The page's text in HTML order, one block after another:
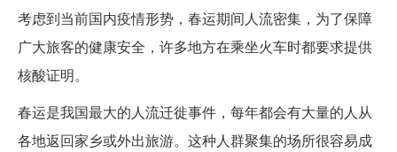
考虑到当前国内疫情形势，春运期间人流密集，为了保障
广大旅客的健康安全，许多地方在乘坐火车时都要求提供
核酸证明。
春运是我国最大的人流迁徙事件，每年都会有大量的人从
各地返回家乡或外出旅游。这种人群聚集的场所很容易成